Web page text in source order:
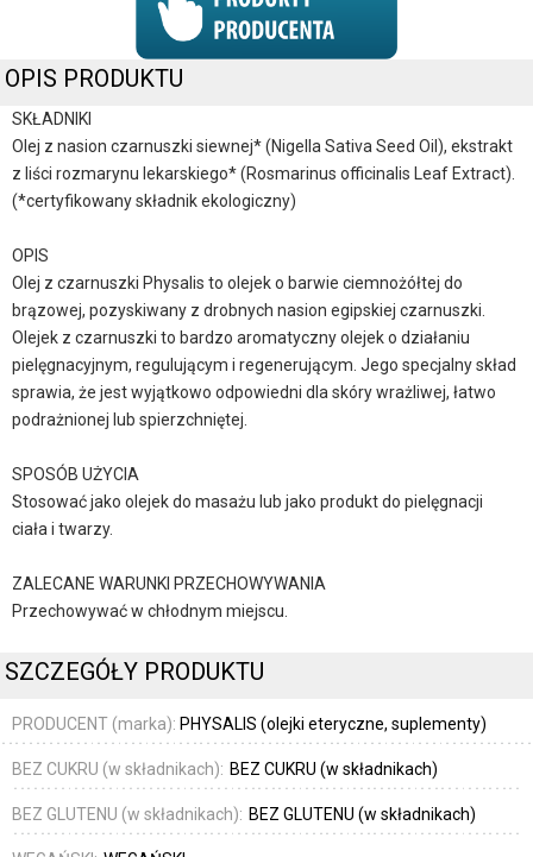
OPIS PRODUKTU
SKŁADNIKI
Olej z nasion czarnuszki siewnej* (Nigella Sativa Seed Oil), ekstrakt
z liści rozmarynu lekarskiego* (Rosmarinus officinalis Leaf Extract).
(*certyfikowany składnik ekologiczny)
OPIS
Olej z czarnuszki Physalis to olejek o barwie ciemnożółtej do
brązowej, pozyskiwany z drobnych nasion egipskiej czarnuszki.
Olejek z czarnuszki to bardzo aromatyczny olejek o działaniu
pielęgnacyjnym, regulującym i regenerującym. Jego specjalny skład
sprawia, że jest wyjątkowo odpowiedni dla skóry wrażliwej, łatwo
podrażnionej lub spierzchniętej.
SPOSÓB UŻYCIA
Stosować jako olejek do masażu lub jako produkt do pielęgnacji
ciała i twarzy.
ZALECANE WARUNKI PRZECHOWYWANIA
Przechowywać w chłodnym miejscu.
SZCZEGÓŁY PRODUKTU
PRODUCENT (marka): PHYSALIS (olejki eteryczne, suplementy)
BEZ CUKRU (w składnikach): BEZ CUKRU (w składnikach)
BEZ GLUTENU (w składnikach): BEZ GLUTENU (w składnikach)